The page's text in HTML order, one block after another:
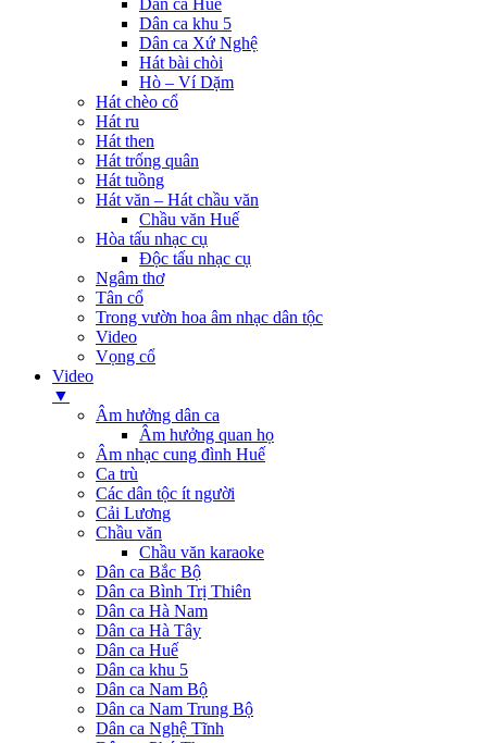
Dân ca Huế
Dân ca khu 5
Dân ca Xứ Nghệ
Hát bài chòi
Hò – Ví Dặm
Hát chèo cổ
Hát ru
Hát then
Hát trống quân
Hát tuồng
Hát văn – Hát chầu văn
Chầu văn Huế
Hòa tấu nhạc cụ
Độc tấu nhạc cụ
Ngâm thơ
Tân cổ
Trong vườn hoa âm nhạc dân tộc
Video
Vọng cổ
Video
▼
Âm hưởng dân ca
Âm hưởng quan họ
Âm nhạc cung đình Huế
Ca trù
Các dân tộc ít người
Cải Lương
Chầu văn
Chầu văn karaoke
Dân ca Bắc Bộ
Dân ca Bình Trị Thiên
Dân ca Hà Nam
Dân ca Hà Tây
Dân ca Huế
Dân ca khu 5
Dân ca Nam Bộ
Dân ca Nam Trung Bộ
Dân ca Nghệ Tĩnh